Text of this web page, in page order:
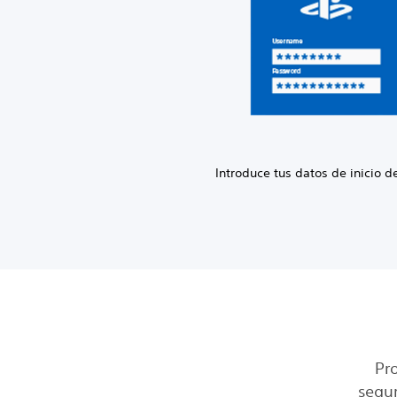
Introduce tus datos de inicio